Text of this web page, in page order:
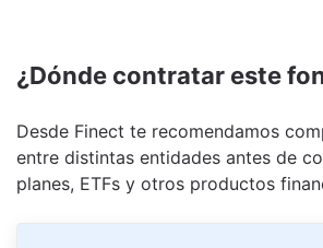
¿Dónde contratar este
Desde Finect te recomendamos
entre distintas entidades antes de
planes, ETFs y otros productos